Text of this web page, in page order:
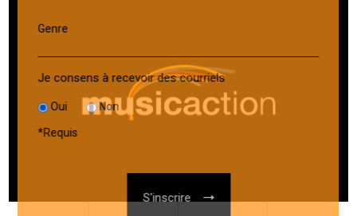
Genre
Je consens à recevoir des courriels
Oui Non
*Requis